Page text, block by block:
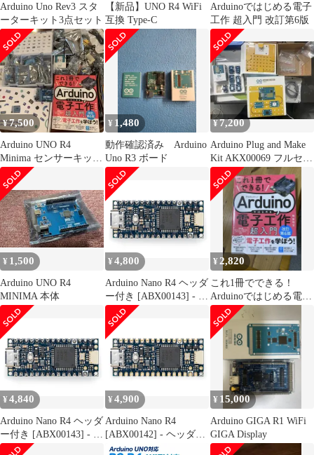
Arduino Uno Rev3 スタ
ーターキット3点セット
【新品】UNO R4 WiFi
互換 Type-C
Arduinoではじめる電子
工作 超入門 改訂第6版
¥7,500
Arduino UNO R4
Minima センサーキット
電子工作入門◆書籍
¥ 1,480
動作確認済み Arduino
Uno R3 ボード
¥7,200
Arduino Plug and Make
Kit AKX00069 フルセッ
ト
¥ 1,500
Arduino UNO R4
MINIMA 本体
¥4,800
Arduino Nano R4 ヘッダ
ー付き [ABX00143] - コ
ンパクトルネサス
RA4M1 マイクロコント
ローラーボード、ブレ
ッドボード、Qwiicコネ
クタ、プログラマブル
RGB LED、互換IDE用
はんだ付け済み
¥ 2,820
これ1冊でできる！
Arduinoではじめる電子
工作 超入門 改訂第6版
¥4,840
Arduino Nano R4 ヘッダ
ー付き [ABX00143] - コ
ンパクトルネサス
¥4,900
Arduino Nano R4
[ABX00142] - ヘッダー
非搭載(ルーズピン付
¥ 15,000
Arduino GIGA R1 WiFi
GIGA Display